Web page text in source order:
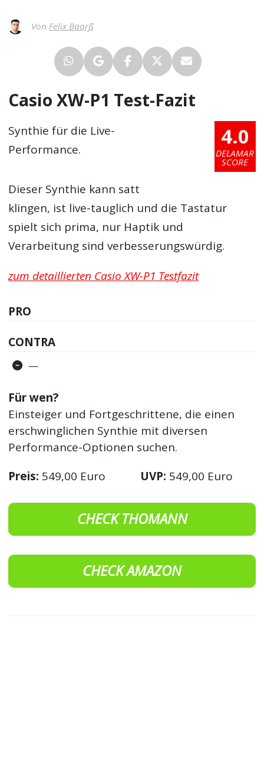
Von Felix Baarß
Casio XW-P1 Test-Fazit
4.0
DELAMAR
SCORE
Synthie für die Live-
Performance.
Dieser Synthie kann satt
klingen, ist live-tauglich und die Tastatur
spielt sich prima, nur Haptik und
Verarbeitung sind verbesserungswürdig.
zum detaillierten Casio XW-P1 Testfazit
PRO
CONTRA
—
Für wen?
Einsteiger und Fortgeschrittene, die einen
erschwinglichen Synthie mit diversen
Performance-Optionen suchen.
Preis: 549,00 Euro UVP: 549,00 Euro
CHECK THOMANN
CHECK AMAZON